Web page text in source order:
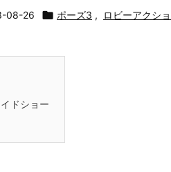
08-26  ポーズ3 , ロビーアクシ
ドショー